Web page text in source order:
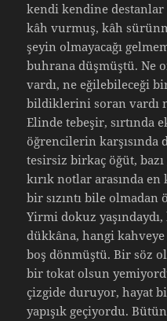
kendi kendine
kâh vurmuş, kâh
şeyin olmayacağı
buhrana düşmüştü. Ne
vardı, ne eğilebileceği
bildiklerini soran vardı
Elinde tebeşir, sırtında
öğrencilerin karşısında
tesirsiz birkaç öğüt,
kırık notlar arasında
bir sızıntı bile olmadan
Yirmi dokuz
dükkâna, hangi
boş dönmüştü. Bir söz
bir tokat olsun
çizgide duruyor, hayat
yapışık geçiyordu.